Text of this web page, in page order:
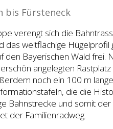
bis Fürsteneck
verengt sich die
das weitflächige
den Bayerischen Wald frei.
angelegten
noch ein 100 m
die die
Bahnstrecke und somit
der Familienradweg.